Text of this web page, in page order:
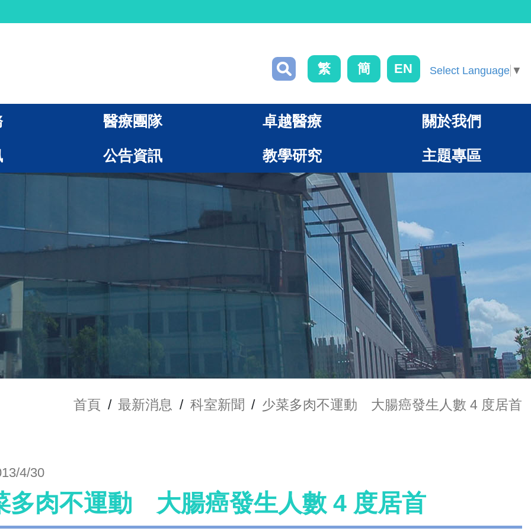
繁 簡 EN Select Language ▼
醫療團隊 卓越醫療 關於我們
公告資訊 教學研究 主題專區
首頁 / 最新消息 / 科室新聞 / 少菜多肉不運動 大腸癌發生人數 4 度居首
4/30
多肉不運動 大腸癌發生人數 4 度居首